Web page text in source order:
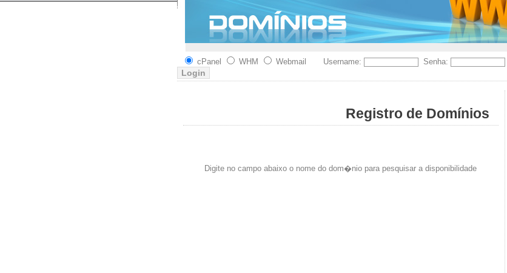
cPanel WHM Webmail Username: Senha:
Registro de Domínios
Digite no campo abaixo o nome do dom�nio para pesquisar a disponibilidade